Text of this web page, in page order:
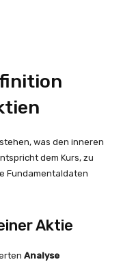
was den inneren
dem Kurs, zu
Fundamentaldaten
Aktie
Analyse